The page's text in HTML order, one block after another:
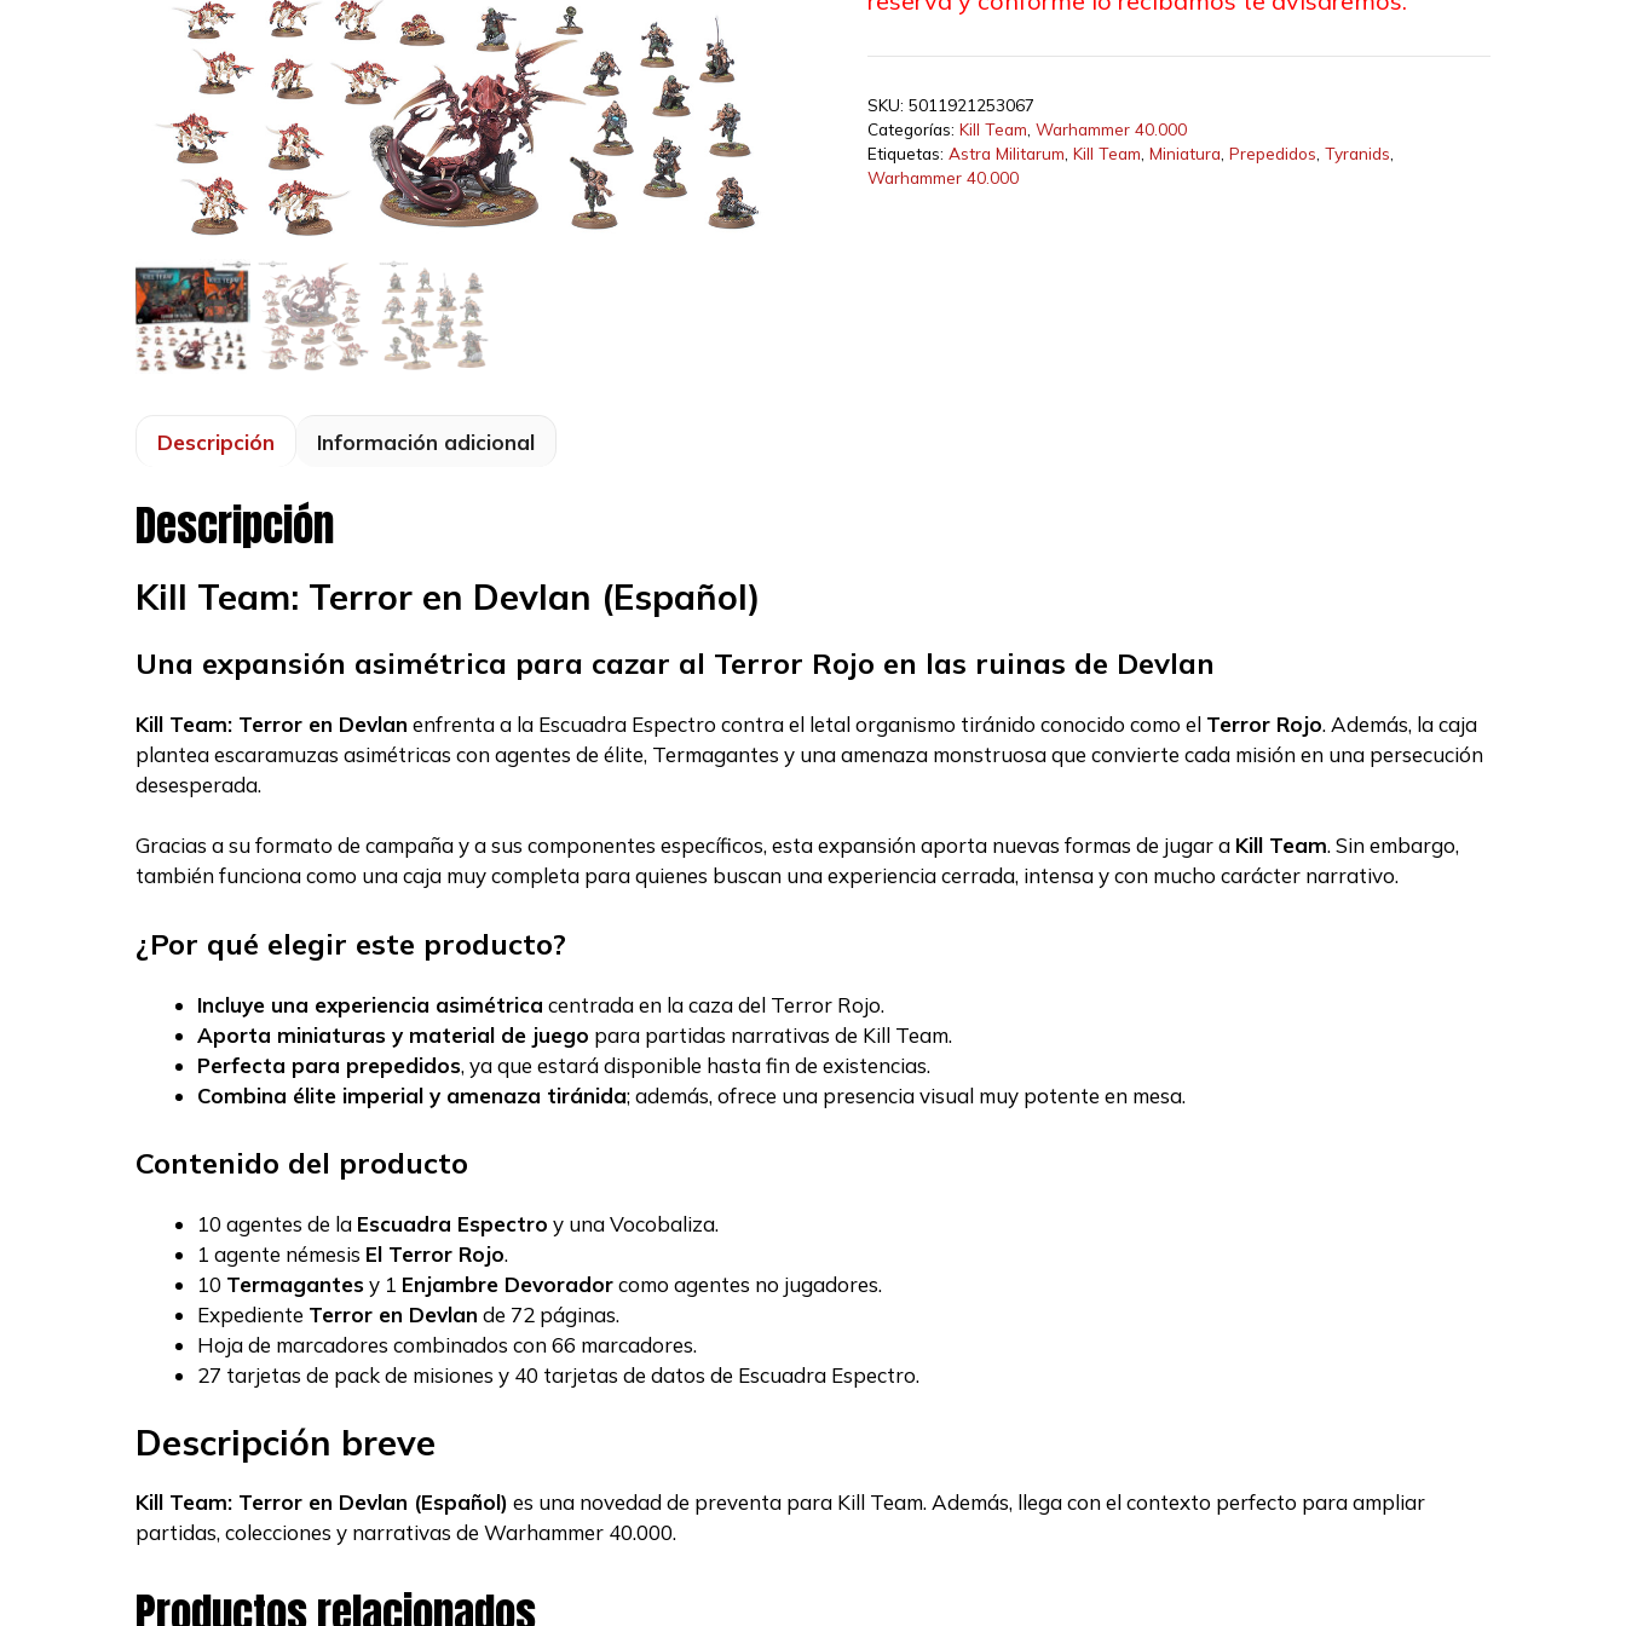
SKU: 5011921253067
Categorías: Kill Team Warhammer 40.000
Etiquetas: Astra Militarum Kill Team Miniatura Prepedidos Tyranids
Warhammer 40.000
Descripción Información adicional
Descripción
Kill Team: Terror en Devlan (Español)
Una expansión asimétrica para cazar al Terror Rojo en las ruinas de Devlan
Kill Team: Terror en Devlan enfrenta a la Escuadra Espectro contra el letal organismo tiránido conocido como el Terror Rojo. Además, la caja
plantea escaramuzas asimétricas con agentes de élite, Termagantes y una amenaza monstruosa que convierte cada misión en una persecución
desesperada.
Gracias a su formato de campaña y a sus componentes específicos, esta expansión aporta nuevas formas de jugar a Kill Team. Sin embargo,
también funciona como una caja muy completa para quienes buscan una experiencia cerrada, intensa y con mucho carácter narrativo.
¿Por qué elegir este producto?
Incluye una experiencia asimétrica centrada en la caza del Terror Rojo.
Aporta miniaturas y material de juego para partidas narrativas de Kill Team.
Perfecta para prepedidos, ya que estará disponible hasta fin de existencias.
Combina élite imperial y amenaza tiránida; además, ofrece una presencia visual muy potente en mesa.
Contenido del producto
10 agentes de la Escuadra Espectro y una Vocobaliza.
1 agente némesis El Terror Rojo.
10 Termagantesy 1 Enjambre Devoradorcomo agentes no jugadores.
Expediente Terror en Devlan de 72 páginas.
Hoja de marcadores combinados con 66 marcadores.
27 tarjetas de pack de misiones y 40 tarjetas de datos de Escuadra Espectro.
Descripción breve
Kill Team: Terror en Devlan (Español) es una novedad de preventa para Kill Team. Además, llega con el contexto perfecto para ampliar
partidas, colecciones y narrativas de Warhammer 40.000.
Productos relacionados